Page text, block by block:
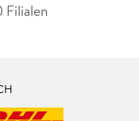
Filialen